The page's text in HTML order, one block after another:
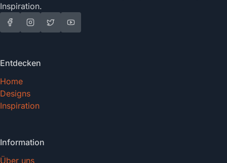
Inspiration.
Entdecken
Home
Designs
Inspiration
Information
Über uns